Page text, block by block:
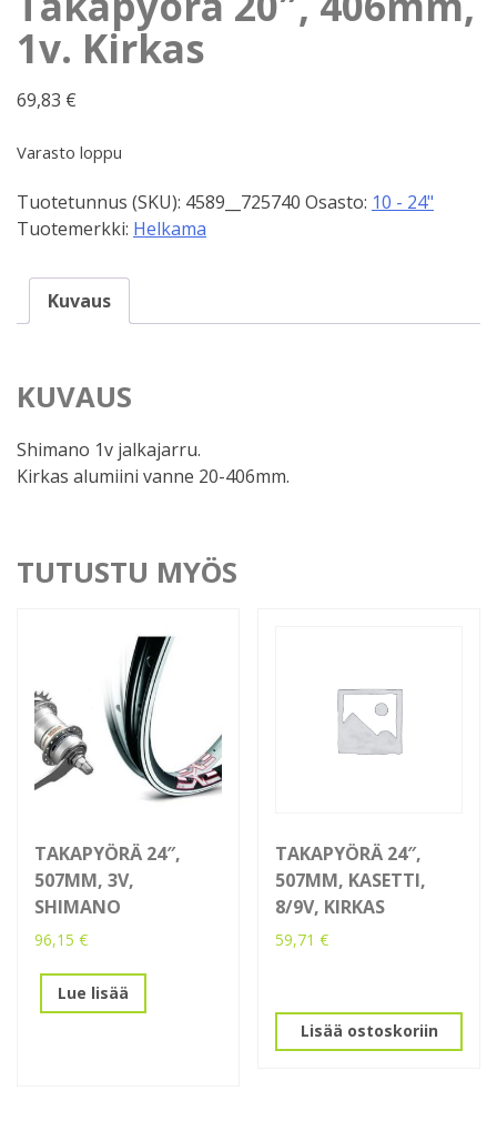
1v. Kirkas
69,83 €
Varasto loppu
Tuotetunnus (SKU): 4589__725740 Osasto: 10 - 24"
Tuotemerkki: Helkama
Kuvaus
KUVAUS
Shimano 1v jalkajarru.
Kirkas alumiini vanne 20-406mm.
TUTUSTU MYÖS
TAKAPYÖRÄ 24″,
507MM, 3V,
SHIMANO
96,15 €
Lue lisää
TAKAPYÖRÄ 24″,
507MM, KASETTI,
8/9V, KIRKAS
59,71€
Lisää ostoskoriin